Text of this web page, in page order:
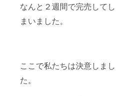
なんと２週間で完売してし
まいました。
ここで私たちは決意しまし
た。